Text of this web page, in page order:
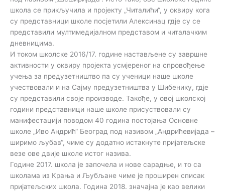
школа се прикључила и пројекту „Читалићи“, у оквиру кога
су представници школе посјетили Алексинац гдје су се
представили мултимедијалном представом и читалачким
дневницима.
И током школске 2016/17. године настављене су завршне
активности у оквиру пројекта усмјереног на спровођење
учења за предузетништво па су ученици наше школе
учествовали и на Сајму предузетништва у Шибенику, гдје
су представили своје производе. Такође, у овој школској
години представници наше школе присуствовали су
манифестацији поводом 40 година постојања Основне
школе „Иво Андрић“ Београд под називом „Андрићевијада –
ширимо љубав“, чиме су додатно истакнуте пријатељске
везе ове двије школе истог назива.
Године 2017. школа је започела и нове сарадње, и то са
школама из Крања и Љубљане чиме је проширен списак
пријатељских школа. Година 2018. значајна је као велики